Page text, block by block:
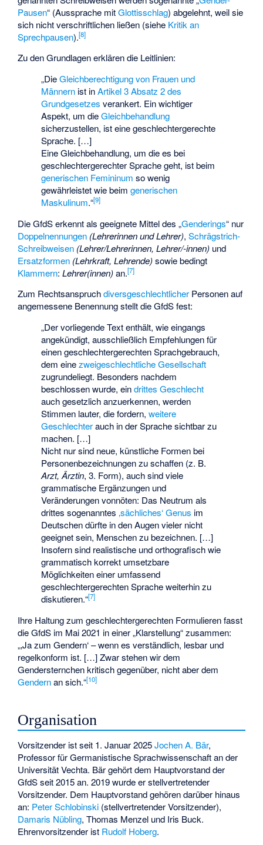
Pausen“ (Aussprache mitGlottisschlag) abgelehnt, weil sie
sich nicht verschriftlichen ließen (siehe Kritik an
Sprechpausen).[8]
Zu den Grundlagen erklären die Leitlinien:
„DieGleichberechtigung von Frauen und
Männern ist inArtikel 3 Absatz 2 des
Grundgesetzes verankert. Ein wichtiger
Aspekt, um dieGleichbehandlung
sicherzustellen, ist eine geschlechtergerechte
Sprache. […]
Eine Gleichbehandlung, um die es bei
geschlechtergerechter Sprache geht, ist beim
generischen Femininum so wenig
gewährleistet wie beimgenerischen
Maskulinum.“[9]
Die GfdS erkennt als geeignete Mittel des „Genderings“ nur
Doppelnennungen (Lehrerinnen und Lehrer),Schrägstrich-
Schreibweisen (Lehrer/Lehrerinnen, Lehrer/-innen) und
Ersatzformen (Lehrkraft, Lehrende)sowie bedingt
Klammern:Lehrer(innen)an.[7]
Zum Rechtsanspruchdiversgeschlechtlicher Personen auf
angemessene Benennung stellt die GfdS fest:
„Der vorliegende Text enthält, wie eingangs
angekündigt, ausschließlich Empfehlungen für
einen geschlechtergerechten Sprachgebrauch,
dem einezweigeschlechtliche Gesellschaft
zugrundeliegt. Besonders nachdem
beschlossen wurde, eindrittes Geschlecht
auch gesetzlich anzuerkennen, werden
Stimmen lauter, die fordern,weitere
Geschlechterauch in der Sprache sichtbar zu
machen. […]
Nicht nur sind neue, künstliche Formen bei
Personenbezeichnungen zu schaffen (z. B.
Arzt, Ärztin, 3. Form), auch sind viele
grammatische Ergänzungen und
Veränderungen vonnöten: Das Neutrum als
drittes sogenanntes ‚sächliches‘ Genus im
Deutschen dürfte in den Augen vieler nicht
geeignet sein, Menschen zu bezeichnen. […]
Insofern sind realistische und orthografisch wie
grammatisch korrekt umsetzbare
Möglichkeiten einer umfassend
geschlechtergerechten Sprache weiterhin zu
diskutieren.“[7]
Ihre Haltung zum geschlechtergerechten Formulieren fasst
die GfdS im Mai 2021 in einer „Klarstellung“ zusammen:
„‚Ja zum Gendern‘ – wenn es verständlich, lesbar und
regelkonform ist. […] Zwar stehen wir dem
Gendersternchen kritisch gegenüber, nicht aber dem
Gendernan sich.“[10]
Organisation
Vorsitzender ist seit 1. Januar 2025Jochen A. Bär,
Professor für Germanistische Sprachwissenschaft an der
Universität Vechta. Bär gehört dem Hauptvorstand der
GfdS seit 2015 an. 2019 wurde er stellvertretender
Vorsitzender. Dem Hauptvorstand gehören darüber hinaus
an: Peter Schlobinski (stellvertretender Vorsitzender),
Damaris Nübling, Thomas Menzel und Iris Buck.
Ehrenvorsitzender ist Rudolf Hoberg.